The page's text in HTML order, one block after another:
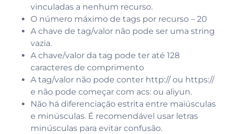
vinculadas a nenhum recurso.
O número máximo de tags por recurso – 20
A chave de tag/valor não pode ser uma string
vazia.
A chave/valor da tag pode ter até 128
caracteres de comprimento
A tag/valor não pode conter http:// ou https://
e não pode começar com acs: ou aliyun.
Não há diferenciação estrita entre maiúsculas
e minúsculas. É recomendável usar letras
minúsculas para evitar confusão.